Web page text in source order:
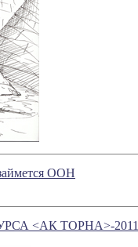
ООН
<АК ТОРНА>-2011